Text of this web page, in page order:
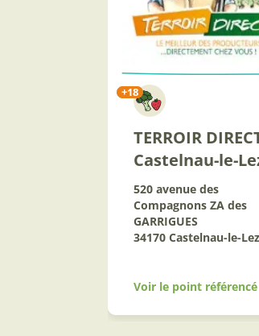
+18
TERROIR
Castelnau-le-
520 avenue des
Compagnons ZA des
GARRIGUES
34170 Castelnau-le-Lez
Voir le point référencé